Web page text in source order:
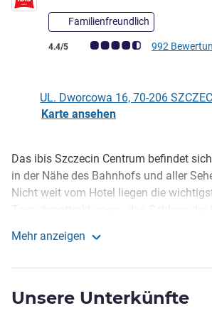
Familienfreundlich
Note Kundenmeinungen (Bewertung ALL)
4.4/5 992
UL. Dworcowa 16, 70-206
Karte ansehen
Beschreibung
Das ibis Szczecin Centrum befindet
in der Nähe des Bahnhofs und aller
Nicht weit vom Hotel liegen die
bietet 106 komfortable, klimatisierte
Entdecken Sie Stettin mit uns!
Mehr anzeigen
Unsere Unterkünfte